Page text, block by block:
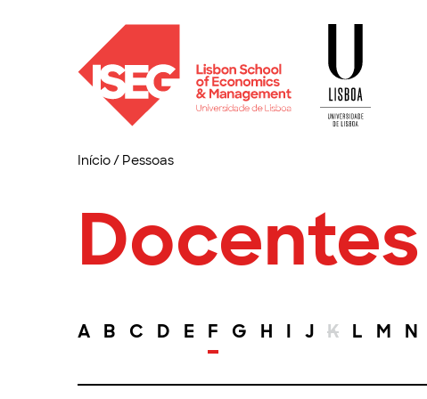
Início/ Pessoas
Docentes
A B C D E F G H I J K L M N